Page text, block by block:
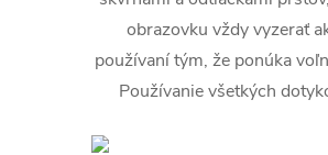
obrazovku vždy vyzerať
používaní tým, že ponúka
Používanie všetkých